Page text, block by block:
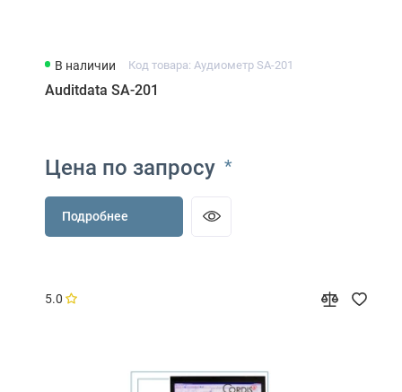
В наличии Код товара: Аудиометр SA-201
Auditdata SA-201
Цена по запросу *
Подробнее
5.0